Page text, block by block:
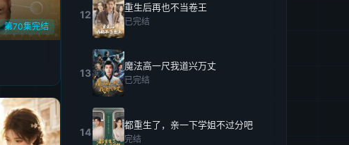
第70集完结
12
重生后再也不当卷王
已完结
13
魔法高一尺我道兴万丈
已完结
14
都重生了，亲一下学姐不过分吧
完结